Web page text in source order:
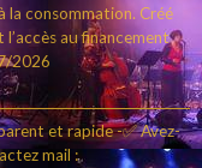
la consommation. Créé
au financement
2026
et rapide -✅ Avez-
mail :